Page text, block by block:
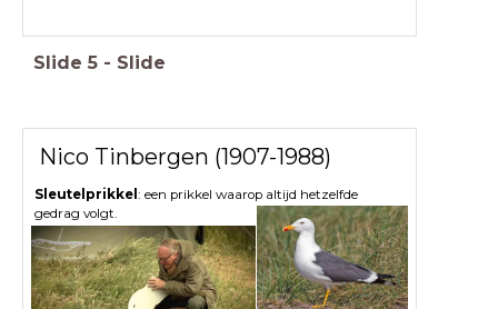
Slide 5 - Slide
Nico Tinbergen (1907-1988)
Sleutelprikkel : een prikkel waarop altijd hetzelfde
gedrag volgt.